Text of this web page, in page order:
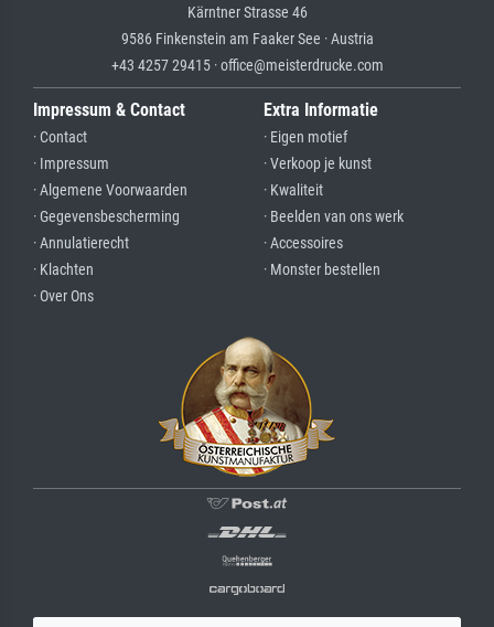
Kärntner Strasse 46
9586 Finkenstein am Faaker See · Austria
+43 4257 29415 · office@meisterdrucke.com
Impressum & Contact
· Contact
· Impressum
· Algemene Voorwaarden
· Gegevensbescherming
· Annulatierecht
· Klachten
· Over Ons
Extra Informatie
· Eigen motief
· Verkoop je kunst
· Kwaliteit
· Beelden van ons werk
· Accessoires
· Monster bestellen